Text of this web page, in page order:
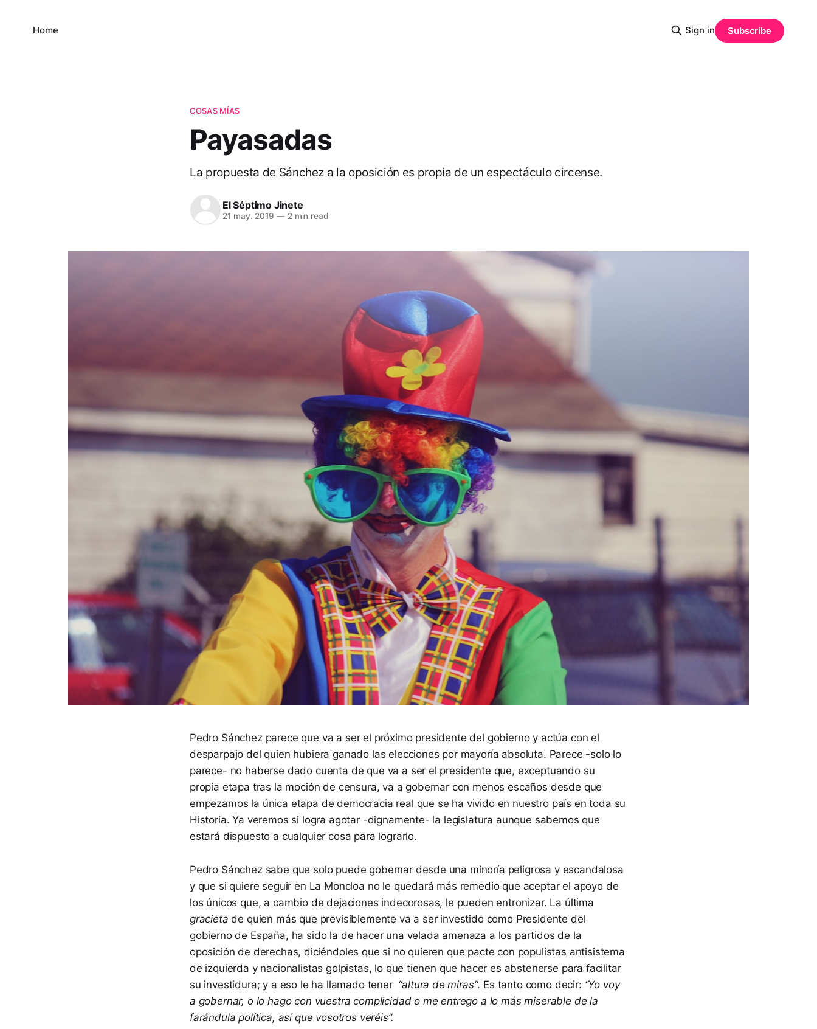
Home Sign in Subscribe
COSAS MÍAS
Payasadas
La propuesta de Sánchez a la oposición es propia de un espectáculo circense.
El Séptimo Jinete
21 may. 2019 —2 min read
Pedro Sánchez parece que va a ser el próximo presidente del gobierno y actúa con el
desparpajo del quien hubiera ganado las elecciones por mayoría absoluta. Parece -solo lo
parece- no haberse dado cuenta de que va a ser el presidente que, exceptuando su
propia etapa tras la moción de censura, va a gobernar con menos escaños desde que
empezamos la única etapa de democracia real que se ha vivido en nuestro país en toda su
Historia. Ya veremos si logra agotar -dignamente- la legislatura aunque sabemos que
estará dispuesto a cualquier cosa para lograrlo.
Pedro Sánchez sabe que solo puede gobernar desde una minoría peligrosa y escandalosa
y que si quiere seguir en La Moncloa no le quedará más remedio que aceptar el apoyo de
los únicos que, a cambio de dejaciones indecorosas, le pueden entronizar. La última
gracieta de quien más que previsiblemente va a ser investido como Presidente del
gobierno de España, ha sido la de hacer una velada amenaza a los partidos de la
oposición de derechas, diciéndoles que si no quieren que pacte con populistas antisistema
de izquierda y nacionalistas golpistas, lo que tienen que hacer es abstenerse para facilitar
su investidura; y a eso le ha llamado tener “altura de miras”. Es tanto como decir: “Yo voy
a gobernar, o lo hago con vuestra complicidad o me entrego a lo más miserable de la
farándula política, así que vosotros veréis”.